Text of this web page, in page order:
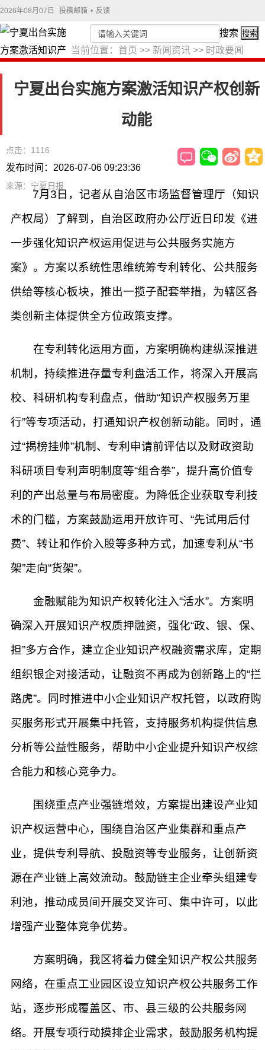
2026年08月07日 投稿邮箱 • 反馈
当前位置： 首页 >> 新闻资讯 >> 时政要闻
搜索 搜索
宁夏出台实施方案激活知识产权创新
动能
点击：1116
发布时间：2026-07-06 09:23:36
来源：宁夏日报
7月3日，记者从自治区市场监督管理厅（知识
产权局）了解到，自治区政府办公厅近日印发《进
一步强化知识产权运用促进与公共服务实施方
案》。方案以系统性思维统筹专利转化、公共服务
供给等核心板块，推出一揽子配套举措，为辖区各
类创新主体提供全方位政策支撑。
在专利转化运用方面，方案明确构建纵深推进
机制，持续推进存量专利盘活工作，将深入开展高
校、科研机构专利盘点，借助“知识产权服务万里
行”等专项活动，打通知识产权创新动能。同时，通
过“揭榜挂帅”机制、专利申请前评估以及财政资助
科研项目专利声明制度等“组合拳”，提升高价值专
利的产出总量与布局密度。为降低企业获取专利技
术的门槛，方案鼓励运用开放许可、“先试用后付
费”、转让和作价入股等多种方式，加速专利从“书
架”走向“货架”。
金融赋能为知识产权转化注入“活水”。方案明
确深入开展知识产权质押融资，强化“政、银、保、
担”多方合作，建立企业知识产权融资需求库，定期
组织银企对接活动，让融资不再成为创新路上的“拦
路虎”。同时推进中小企业知识产权托管，以政府购
买服务形式开展集中托管，支持服务机构提供信息
分析等公益性服务，帮助中小企业提升知识产权综
合能力和核心竞争力。
围绕重点产业强链增效，方案提出建设产业知
识产权运营中心，围绕自治区产业集群和重点产
业，提供专利导航、投融资等专业服务，让创新资
源在产业链上高效流动。鼓励链主企业牵头组建专
利池，推动成员间开展交叉许可、集中许可，以此
增强产业整体竞争优势。
方案明确，我区将着力健全知识产权公共服务
网络，在重点工业园区设立知识产权公共服务工作
站，逐步形成覆盖区、市、县三级的公共服务网
络。开展专项行动摸排企业需求，鼓励服务机构提